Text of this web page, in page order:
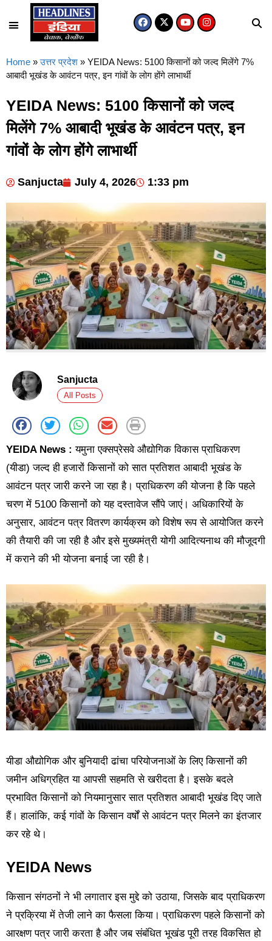
Home » उत्तर प्रदेश » YEIDA News: 5100 किसानों को जल्द मिलेंगे 7%
आबादी भूखंड के आवंटन पत्र, इन गांवों के लोग होंगे लाभार्थी
YEIDA News: 5100 किसानों को जल्द
मिलेंगे 7% आबादी भूखंड के आवंटन पत्र, इन
गांवों के लोग होंगे लाभार्थी
Sanjucta July 4, 2026 1:33 pm
Sanjucta
All Posts
YEIDA News : यमुना एक्सप्रेसवे औद्योगिक विकास प्राधिकरण
(यीडा) जल्द ही हजारों किसानों को सात प्रतिशत आबादी भूखंड के
आवंटन पत्र जारी करने जा रहा है। प्राधिकरण की योजना है कि पहले
चरण में 5100 किसानों को यह दस्तावेज सौंपे जाएं। अधिकारियों के
अनुसार, आवंटन पत्र वितरण कार्यक्रम को विशेष रूप से आयोजित करने
की तैयारी की जा रही है और इसे मुख्यमंत्री योगी आदित्यनाथ की मौजूदगी
में कराने की भी योजना बनाई जा रही है।
यीडा औद्योगिक और बुनियादी ढांचा परियोजनाओं के लिए किसानों की
जमीन अधिग्रहित या आपसी सहमति से खरीदता है। इसके बदले
प्रभावित किसानों को नियमानुसार सात प्रतिशत आबादी भूखंड दिए जाते
हैं। हालांकि, कई गांवों के किसान वर्षों से आवंटन पत्र मिलने का इंतजार
कर रहे थे।
YEIDA News
किसान संगठनों ने भी लगातार इस मुद्दे को उठाया, जिसके बाद प्राधिकरण
ने प्रक्रिया में तेजी लाने का फैसला किया। प्राधिकरण पहले किसानों को
आरक्षण पत्र जारी करता है और जब संबंधित भूखंड पूरी तरह विकसित हो